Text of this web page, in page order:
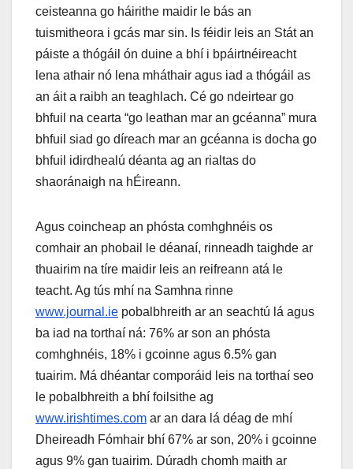
ceisteanna go háirithe maidir le bás an
tuismitheora i gcás mar sin. Is féidir leis an Stát an
páiste a thógáil ón duine a bhí i bpáirtnéireacht
lena athair nó lena mháthair agus iad a thógáil as
an áit a raibh an teaghlach. Cé go ndeirtear go
bhfuil na cearta “go leathan mar an gcéanna” mura
bhfuil siad go díreach mar an gcéanna is docha go
bhfuil idirdhealú déanta ag an rialtas do
shaoránaigh na hÉireann.
Agus coincheap an phósta comhghnéis os
comhair an phobail le déanaí, rinneadh taighde ar
thuairim na tíre maidir leis an reifreann atá le
teacht. Ag tús mhí na Samhna rinne
www.journal.ie pobalbhreith ar an seachtú lá agus
ba iad na torthaí ná: 76% ar son an phósta
comhghnéis, 18% i gcoinne agus 6.5% gan
tuairim. Má dhéantar comporáid leis na torthaí seo
le pobalbhreith a bhí foilsithe ag
www.irishtimes.com ar an dara lá déag de mhí
Dheireadh Fómhair bhí 67% ar son, 20% i gcoinne
agus 9% gan tuairim. Dúradh chomh maith ar